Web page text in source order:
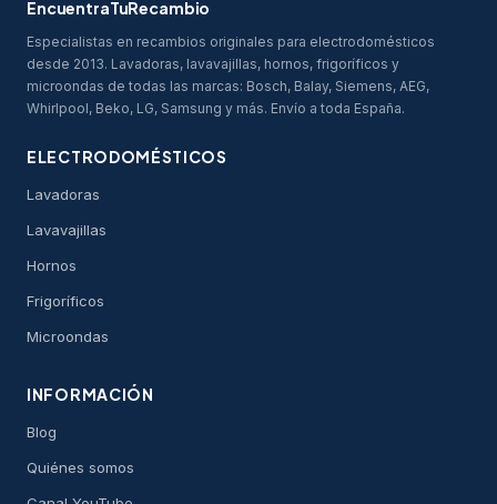
EncuentraTuRecambio
Especialistas en recambios originales para electrodomésticos
desde 2013. Lavadoras, lavavajillas, hornos, frigoríficos y
microondas de todas las marcas: Bosch, Balay, Siemens, AEG,
Whirlpool, Beko, LG, Samsung y más. Envío a toda España.
ELECTRODOMÉSTICOS
Lavadoras
Lavavajillas
Hornos
Frigoríficos
Microondas
INFORMACIÓN
Blog
Quiénes somos